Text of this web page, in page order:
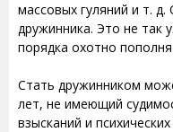
массовых гуляний и т.
дружинника. Это не так
порядка охотно
Стать дружинником
лет, не имеющий
взысканий и